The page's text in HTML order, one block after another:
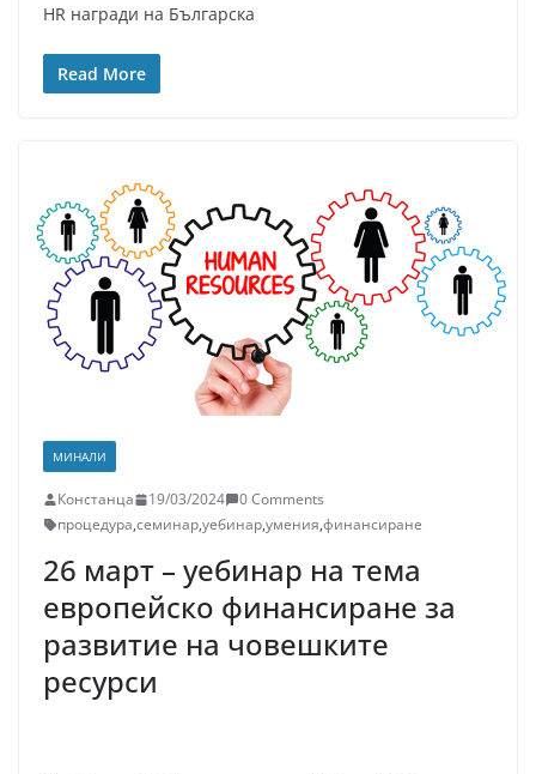
HR награди на Българска
Read More
МИНАЛИ
Констанца 19/03/2024
0 Comments
процедура,семинар,уебинар,умения,финансиране
26 март – уебинар на тема
европейско финансиране за
развитие на човешките
ресурси